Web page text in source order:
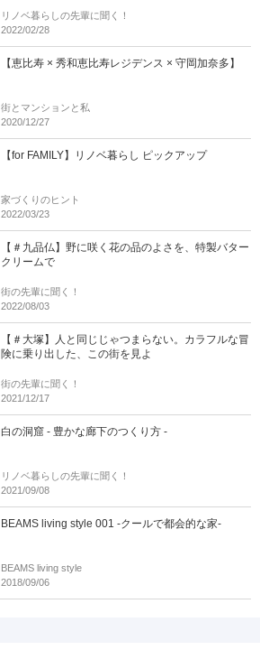
リノベ暮らしの先輩に聞く！
2022/02/28
【恵比寿 × 秀和恵比寿レジデンス × 守岡加奈多】
街とマンションと私
2020/12/27
【for FAMILY】リノベ暮らし ピックアップ
家づくりのヒント
2022/03/23
【＃九品仏】野に咲く花の品のよさを、特製バター
クリームで
街の先輩に聞く！
2022/08/03
【＃大塚】人と同じじゃつまらない。カラフルな冒
険に乗り出した、この街を見よ
街の先輩に聞く！
2021/12/17
白の洞窟 - 豊かな廊下のつくり方 -
リノベ暮らしの先輩に聞く！
2021/09/08
BEAMS living style 001 -クールで都会的な家-
BEAMS living style
2018/09/06